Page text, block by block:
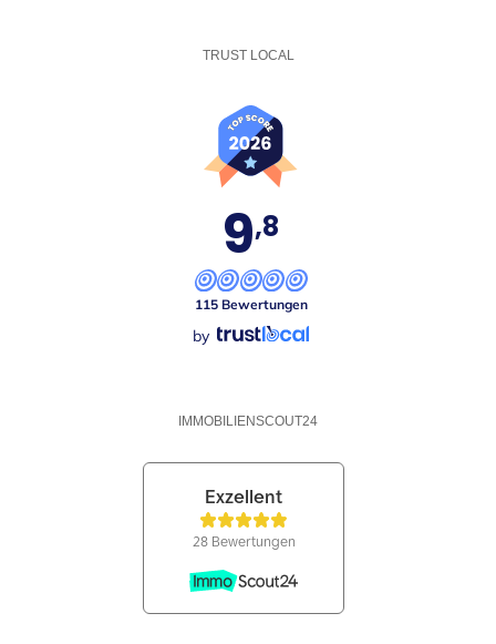
TRUST LOCAL
9,8
115 Bewertungen
by
IMMOBILIENSCOUT24